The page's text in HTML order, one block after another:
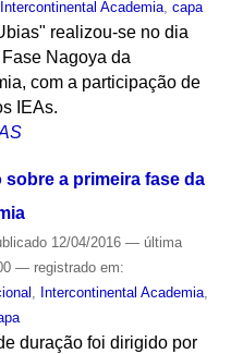
Intercontinental Academia, capa
realizou-se no dia
Nagoya da
com a participação de
IEAs.
a primeira fase da
12/04/2016 — última
— registrado em:
, Intercontinental Academia,
duração foi dirigido por